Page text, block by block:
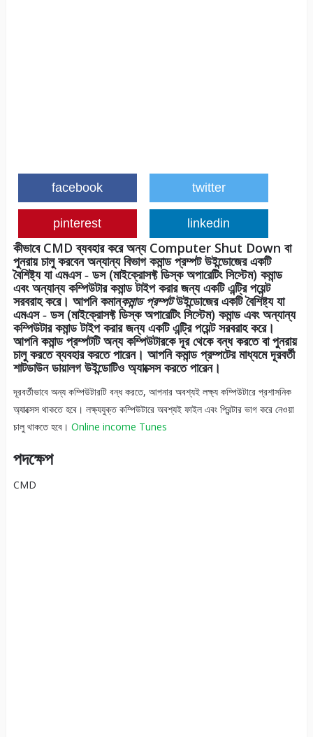
facebook twitter
pinterest linkedin
কীভাবে CMD ব্যবহার করে অন্য Computer Shut Down বা
পুনরায় চালু করবেন অন্যান্য বিভাগ কমান্ড প্রম্পট উইন্ডোজের একটি
বৈশিষ্ট্য যা এমএস ‑ ডস (মাইক্রোসফ্ট ডিস্ক অপারেটিং সিস্টেম) কমান্ড
এবং অন্যান্য কম্পিউটার কমান্ড টাইপ করার জন্য একটি এন্ট্রি পয়েন্ট
সরবরাহ করে। আপনি কমান্কমান্ড প্রম্পটউইন্ডোজের একটি বৈশিষ্ট্য যা
এমএস ‑ ডস (মাইক্রোসফ্ট ডিস্ক অপারেটিং সিস্টেম) কমান্ড এবং অন্যান্য
কম্পিউটার কমান্ড টাইপ করার জন্য একটি এন্ট্রি পয়েন্ট সরবরাহ করে।
আপনি কমান্ড প্রম্পটটি অন্য কম্পিউটারকে দূর থেকে বন্ধ করতে বা পুনরায়
চালু করতে ব্যবহার করতে পারেন। আপনি কমান্ড প্রম্পটের মাধ্যমে দূরবর্তী
শাটডাউন ডায়ালগ উইন্ডোটিও অ্যাক্সেস করতে পারেন।
দূরবর্তীভাবে অন্য কম্পিউটারটি বন্ধ করতে, আপনার অবশ্যই লক্ষ্য কম্পিউটারে প্রশাসনিক
অ্যাক্সেস থাকতে হবে। লক্ষ্যযুক্ত কম্পিউটারে অবশ্যই ফাইল এবং প্রিন্টার ভাগ করে নেওয়া
চালু থাকতে হবে। Online income Tunes
পদক্ষেপ
CMD